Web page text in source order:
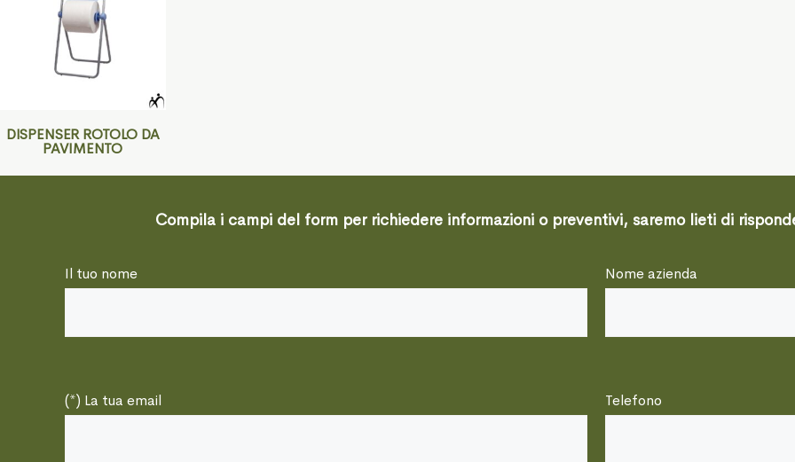
DISPENSER ROTOLO DA
PAVIMENTO
Compila i campi del form per richiedere informazioni o preventivi, saremo lieti di
Il tuo nome Nome azienda
(*) La tua email Telefono